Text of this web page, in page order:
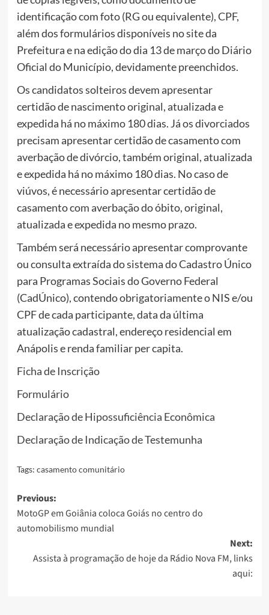
identificação com foto (RG ou equivalente), CPF,
além dos formulários disponíveis no site da
Prefeitura e na edição do dia 13 de março do Diário
Oficial do Município, devidamente preenchidos.
Os candidatos solteiros devem apresentar
certidão de nascimento original, atualizada e
expedida há no máximo 180 dias. Já os divorciados
precisam apresentar certidão de casamento com
averbação de divórcio, também original, atualizada
e expedida há no máximo 180 dias. No caso de
viúvos, é necessário apresentar certidão de
casamento com averbação do óbito, original,
atualizada e expedida no mesmo prazo.
Também será necessário apresentar comprovante
ou consulta extraída do sistema do Cadastro Único
para Programas Sociais do Governo Federal
(CadÚnico), contendo obrigatoriamente o NIS e/ou
CPF de cada participante, data da última
atualização cadastral, endereço residencial em
Anápolis e renda familiar per capita.
Ficha de Inscrição
Formulário
Declaração de Hipossuficiência Econômica
Declaração de Indicação de Testemunha
Tags: casamento comunitário
Post
navigation
Previous:
MotoGP em Goiânia coloca Goiás no centro do
automobilismo mundial
Next:
Assista à programação de hoje da Rádio Nova FM, links
aqui: